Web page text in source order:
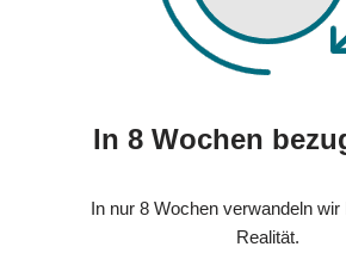
In 8 Wochen
In nur 8 Wochen verwandeln wir
Realität.